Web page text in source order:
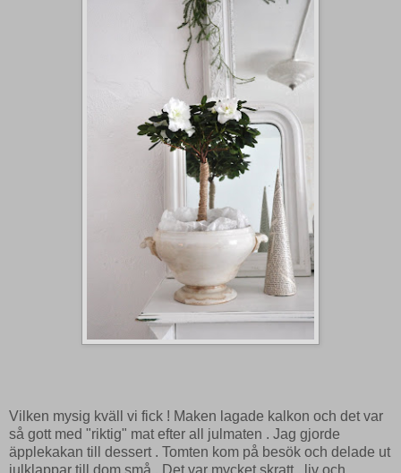
Vilken mysig kväll vi fick ! Maken lagade kalkon och det var
så gott med "riktig" mat efter all julmaten . Jag gjorde
äpplekakan till dessert . Tomten kom på besök och delade ut
julklappar till dom små . Det var mycket skratt , liv och